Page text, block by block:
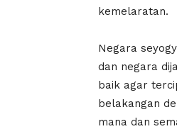
kemelaratan.
Negara
dan negara
baik agar
belakangan
mana dan